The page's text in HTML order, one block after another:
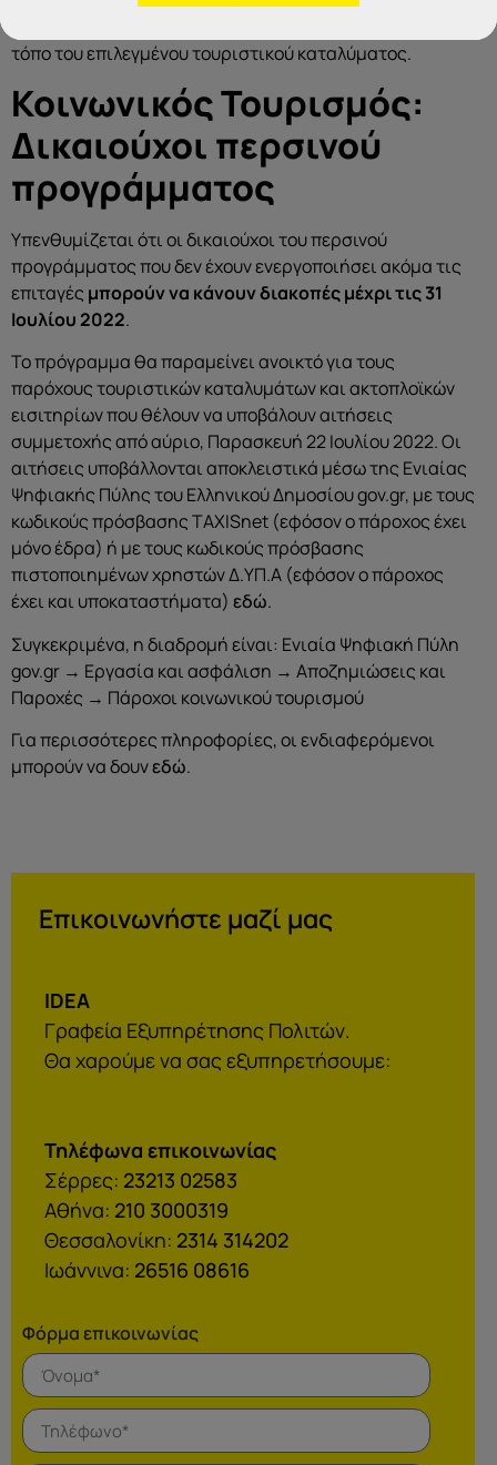
τόπο του επιλεγμένου τουριστικού καταλύματος.
Κοινωνικός Τουρισμός:
Δικαιούχοι περσινού
προγράμματος
Υπενθυμίζεται ότι οι δικαιούχοι του περσινού
προγράμματος που δεν έχουν ενεργοποιήσει ακόμα τις
επιταγές μπορούν να κάνουν διακοπές μέχρι τις 31
Ιουλίου 2022.
Το πρόγραμμα θα παραμείνει ανοικτό για τους
παρόχους τουριστικών καταλυμάτων και ακτοπλοϊκών
εισιτηρίων που θέλουν να υποβάλουν αιτήσεις
συμμετοχής από αύριο, Παρασκευή 22 Ιουλίου 2022. Οι
αιτήσεις υποβάλλονται αποκλειστικά μέσω της Ενιαίας
Ψηφιακής Πύλης του Ελληνικού Δημοσίου gov.gr, με τους
κωδικούς πρόσβασης TAXISnet (εφόσον ο πάροχος έχει
μόνο έδρα) ή με τους κωδικούς πρόσβασης
πιστοποιημένων χρηστών Δ.ΥΠ.Α (εφόσον ο πάροχος
έχει και υποκαταστήματα) εδώ.
Συγκεκριμένα, η διαδρομή είναι: Ενιαία Ψηφιακή Πύλη
gov.gr → Εργασία και ασφάλιση → Αποζημιώσεις και
Παροχές → Πάροχοι κοινωνικού τουρισμού
Για περισσότερες πληροφορίες, οι ενδιαφερόμενοι
μπορούν να δουνεδώ.
Επικοινωνήστε μαζί μας
IDEA
Γραφεία Εξυπηρέτησης Πολιτών.
Θα χαρούμε να σας εξυπηρετήσουμε:
Τηλέφωνα επικοινωνίας
Σέρρες: 23213 02583
Αθήνα: 210 3000319
Θεσσαλονίκη: 2314 314202
Ιωάννινα: 26516 08616
Φόρμα επικοινωνίας